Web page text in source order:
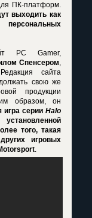
ПК-платформ.
выходить как
PC Gamer,
Спенсером,
сайта
свою же
продукции
образом, он
серии Halo
того, такая
игровых
.